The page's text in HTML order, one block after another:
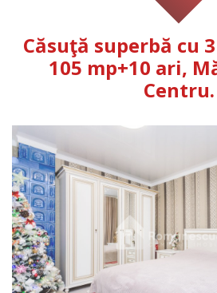
Căsuţă superbă cu
105 mp+10 ari,
Centru.